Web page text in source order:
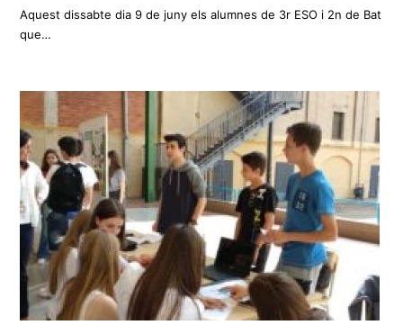
Aquest dissabte dia 9 de juny els alumnes de 3r ESO i 2n de Bat
que…